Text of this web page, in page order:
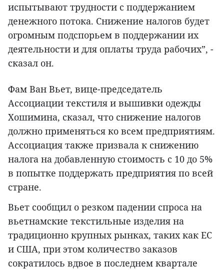
испытывают трудности с поддержанием
денежного потока. Снижение налогов будет
огромным подспорьем в поддержании их
деятельности и для оплаты труда рабочих”, -
сказал он.
Фам Ван Вьет, вице-председатель
Ассоциации текстиля и вышивки одежды
Хошимина, сказал, что снижение налогов
должно применяться ко всем предприятиям.
Ассоциация также призвала к снижению
налога на добавленную стоимость с 10 до 5%
в попытке поддержать предприятия по всей
стране.
Вьет сообщил о резком падении спроса на
вьетнамские текстильные изделия на
традиционно крупных рынках, таких как ЕС
и США, при этом количество заказов
сократилось вдвое в последнем квартале